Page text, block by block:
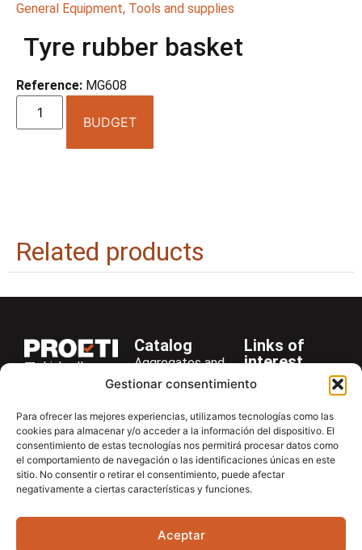
Gestionar consentimiento
Para ofrecer las mejores experiencias, utilizamos tecnologías como las
cookies para almacenar y/o acceder a la información del dispositivo. El
consentimiento de estas tecnologías nos permitirá procesar datos como
el comportamiento de navegación o las identificaciones únicas en este
sitio. No consentir o retirar el consentimiento, puede afectar
negativamente a ciertas características y funciones.
Aceptar
General Equipment, Tools and supplies
Tyre rubber basket
Reference: MG608
BUDGET
Related products
LinkedIn
+34 916 28
29 40
proetisa@proetisa.com
Ctra de
Algete, Av
M-106, Km
Catalog
Aggregates and
Rocks
Asphalt
Cements
Concrete
Soils
Soilmatic
Steels
Links of
interest
Company
News
Newsletter
Download
Contac